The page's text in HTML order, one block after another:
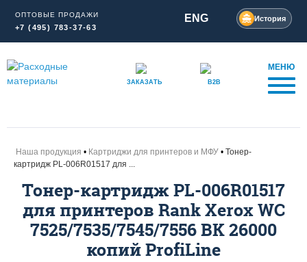
ОПТОВЫЕ ПРОДАЖИ
+7 (495) 783-37-63
ENG История
ЗАКАЗАТЬ B2B
МЕНЮ
Наша продукция Картриджи для принтеров и МФУ
Тонер-
картридж PL-006R01517 для ...
Тонер-картридж PL-006R01517
для принтеров Rank Xerox WC
7525/7535/7545/7556 BK 26000
копий ProfiLine